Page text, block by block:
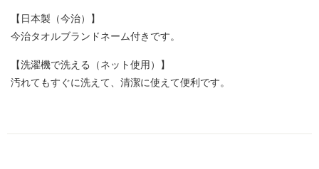
【日本製（今治）】
今治タオルブランドネーム付きです。
【洗濯機で洗える（ネット使用）】
汚れてもすぐに洗えて、清潔に使えて便利です。